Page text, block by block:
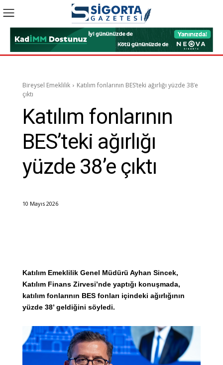
Bireysel Emeklilik
Katılım fonlarının BES’teki ağırlığı yüzde 38’e
çıktı
Katılım fonlarının
BES’teki ağırlığı
yüzde 38’e çıktı
10 Mayıs 2026
Katılım Emeklilik Genel Müdürü Ayhan Sincek,
Katılım Finans Zirvesi’nde yaptığı konuşmada,
katılım fonlarının BES fonları içindeki ağırlığının
yüzde 38’ geldiğini söyledi.